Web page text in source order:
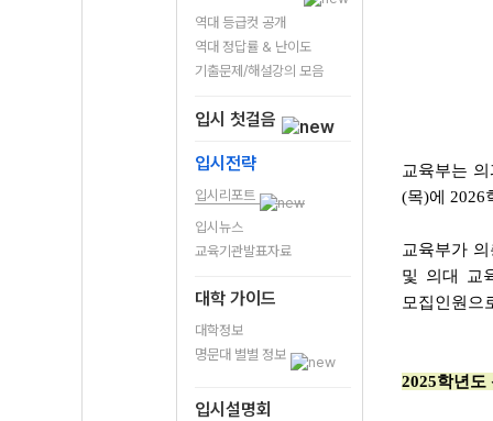
역대 등급컷 공개
역대 정답률 & 난이도
기출문제/해설강의 모음
입시 첫걸음
입시전략
입시리포트
입시뉴스
교육기관발표자료
대학 가이드
대학정보
명문대 별별 정보
입시설명회
교육부는
(목)에 2026
교육부가
및 의대 교
모집인원으
2025학년도